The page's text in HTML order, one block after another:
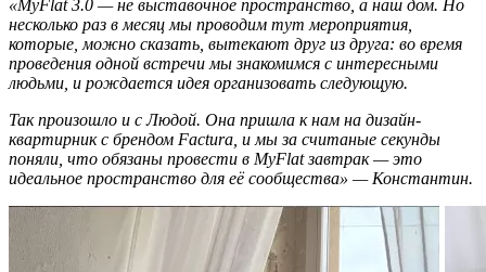
«MyFlat 3.0 — не выставочное пространство, а наш дом. Но
несколько раз в месяц мы проводим тут мероприятия,
которые, можно сказать, вытекают друг из друга: во время
проведения одной встречи мы знакомимся с интересными
людьми, и рождается идея организовать следующую.
Так произошло и с Людой. Она пришла к нам на дизайн-
квартирник с брендом Factura, и мы за считаные секунды
поняли, что обязаны провести в MyFlat завтрак — это
идеальное пространство для её сообщества» — Константин.